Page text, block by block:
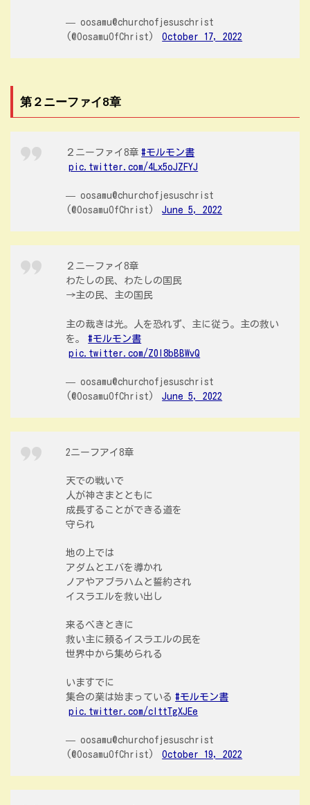
— oosamu@churchofjesuschrist
(@OosamuOfChrist)
October 17, 2022
第２ニーファイ8章
２ニーファイ8章 #モルモン書
pic.twitter.com/4Lx5oJZFYJ
— oosamu@churchofjesuschrist
(@OosamuOfChrist)
June 5, 2022
２ニーファイ8章
わたしの民、わたしの国民
→主の民、主の国民
主の裁きは光。人を恐れず、主に従う。主の救い
を。
#モルモン書
pic.twitter.com/Z0I8bBBWvQ
— oosamu@churchofjesuschrist
(@OosamuOfChrist)
June 5, 2022
2ニーフアイ8章
天での戦いで
人が神さまとともに
成長することができる道を
守られ
地の上では
アダムとエバを導かれ
ノアやアブラハムと誓約され
イスラエルを救い出し
来るべきときに
救い主に頼るイスラエルの民を
世界中から集められる
いますでに
集合の業は始まっている #モルモン書
pic.twitter.com/clttTgXJEe
— oosamu@churchofjesuschrist
(@OosamuOfChrist)
October 19, 2022